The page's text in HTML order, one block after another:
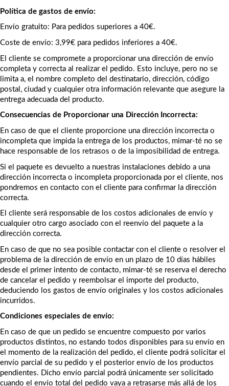
Política de gastos de envío:
Envío gratuito: Para pedidos superiores a 40€.
Coste de envío: 3,99€ para pedidos inferiores a 40€.
El cliente se compromete a proporcionar una dirección de envío
completa y correcta al realizar el pedido. Esto incluye, pero no se
limita a, el nombre completo del destinatario, dirección, código
postal, ciudad y cualquier otra información relevante que asegure la
entrega adecuada del producto.
Consecuencias de Proporcionar una Dirección Incorrecta:
En caso de que el cliente proporcione una dirección incorrecta o
incompleta que impida la entrega de los productos, mimar-té no se
hace responsable de los retrasos o de la imposibilidad de entrega.
Si el paquete es devuelto a nuestras instalaciones debido a una
dirección incorrecta o incompleta proporcionada por el cliente, nos
pondremos en contacto con el cliente para confirmar la dirección
correcta.
El cliente será responsable de los costos adicionales de envío y
cualquier otro cargo asociado con el reenvío del paquete a la
dirección correcta.
En caso de que no sea posible contactar con el cliente o resolver el
problema de la dirección de envío en un plazo de 10 días hábiles
desde el primer intento de contacto, mimar-té se reserva el derecho
de cancelar el pedido y reembolsar el importe del producto,
deduciendo los gastos de envío originales y los costos adicionales
incurridos.
Condiciones especiales de envío:
En caso de que un pedido se encuentre compuesto por varios
productos distintos, no estando todos disponibles para su envío en
el momento de la realización del pedido, el cliente podrá solicitar el
envío parcial de su pedido y el posterior envío de los productos
pendientes. Dicho envío parcial podrá únicamente ser solicitado
cuando el envío total del pedido vaya a retrasarse más allá de los